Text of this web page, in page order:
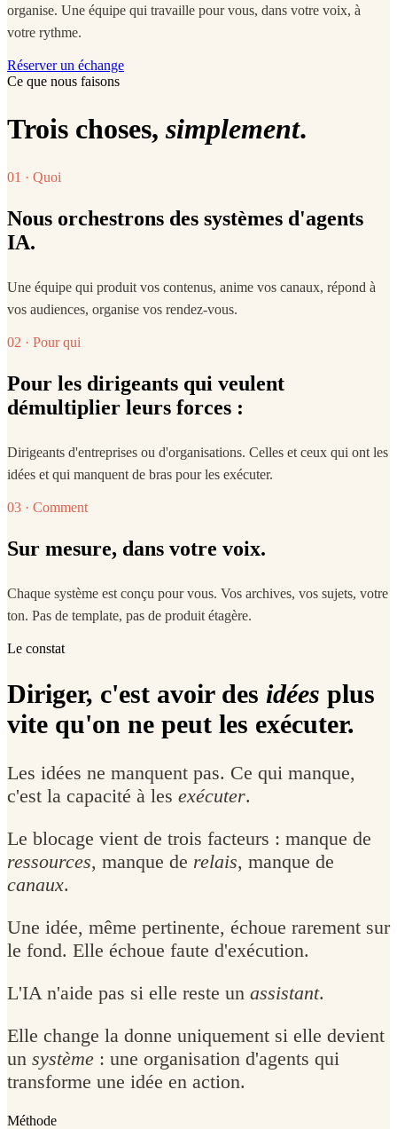
organise. Une équipe qui travaille pour vous, dans votre voix, à
votre rythme.
Réserver un échange
Ce que nous faisons
Trois choses, simplement.
01 · Quoi
Nous orchestrons des systèmes d'agents
IA.
Une équipe qui produit vos contenus, anime vos canaux, répond à
vos audiences, organise vos rendez-vous.
02 · Pour qui
Pour les dirigeants qui veulent
démultiplier leurs forces :
Dirigeants d'entreprises ou d'organisations. Celles et ceux qui ont les
idées et qui manquent de bras pour les exécuter.
03 · Comment
Sur mesure, dans votre voix.
Chaque système est conçu pour vous. Vos archives, vos sujets, votre
ton. Pas de template, pas de produit étagère.
Le constat
Diriger, c'est avoir des idées plus
vite qu'on ne peut les exécuter.
Les idées ne manquent pas. Ce qui manque,
c'est la capacité à les exécuter.
Le blocage vient de trois facteurs : manque de
ressources, manque de relais, manque de
canaux.
Une idée, même pertinente, échoue rarement sur
le fond. Elle échoue faute d'exécution.
L'IA n'aide pas si elle reste un assistant.
Elle change la donne uniquement si elle devient
un système : une organisation d'agents qui
transforme une idée en action.
Méthode